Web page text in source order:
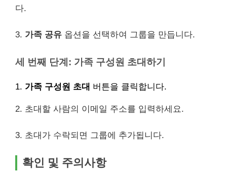
다.
3. 가족 공유 옵션을 선택하여 그룹을 만듭니다.
세 번째 단계: 가족 구성원 초대하기
1. 가족 구성원 초대 버튼을 클릭합니다.
2. 초대할 사람의 이메일 주소를 입력하세요.
3. 초대가 수락되면 그룹에 추가됩니다.
확인 및 주의사항